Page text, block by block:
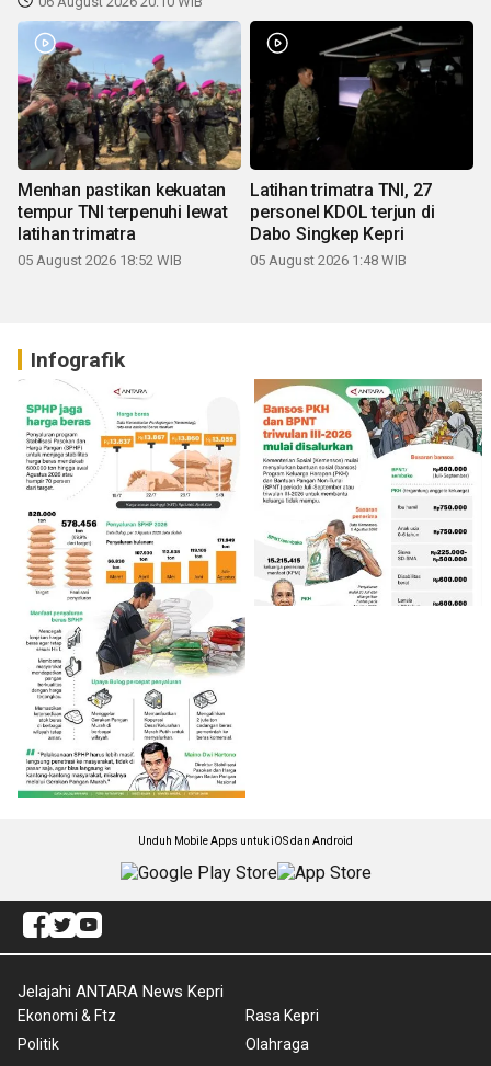
Menhan pastikan kekuatan
tempur TNI terpenuhi lewat
latihan trimatra
05 August 2026 18:52 WIB
Latihan trimatra TNI, 27
personel KDOL terjun di
Dabo Singkep Kepri
05 August 2026 1:48 WIB
Infografik
Unduh Mobile Apps untuk iOS dan Android
Jelajahi ANTARA News Kepri
Ekonomi & Ftz
Politik
Rasa Kepri
Olahraga